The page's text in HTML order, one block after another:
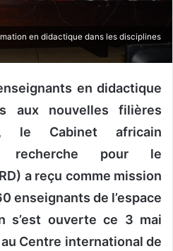
en didactique dans les disciplines
en didactique
aux nouvelles filières
le Cabinet africain
pour le
a reçu comme mission
enseignants de l’espace
s’est ouverte ce 3 mai
Centre international de